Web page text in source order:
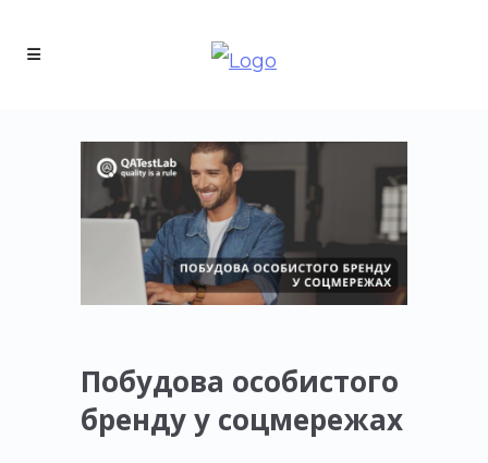
Побудова особистого
бренду у соцмережах